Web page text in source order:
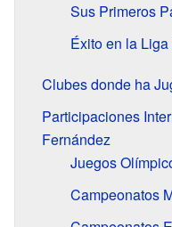
Sus Primeros
Éxito en la
Clubes donde ha
Participaciones
Fernández
Juegos
Campeonatos